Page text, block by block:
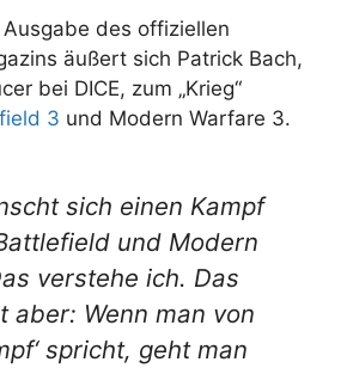
des offiziellen
äußert sich Patrick Bach,
bei DICE, zum „Krieg“
3 und Modern Warfare 3.
sich einen Kampf
und Modern
verstehe ich. Das
aber: Wenn man von
spricht, geht man